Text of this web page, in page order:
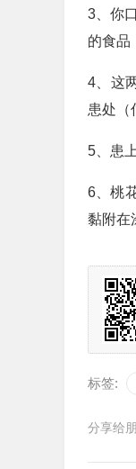
3、你
的食品
4、这
患处（
5、患
6、桃
黏附在
标签:
分享给